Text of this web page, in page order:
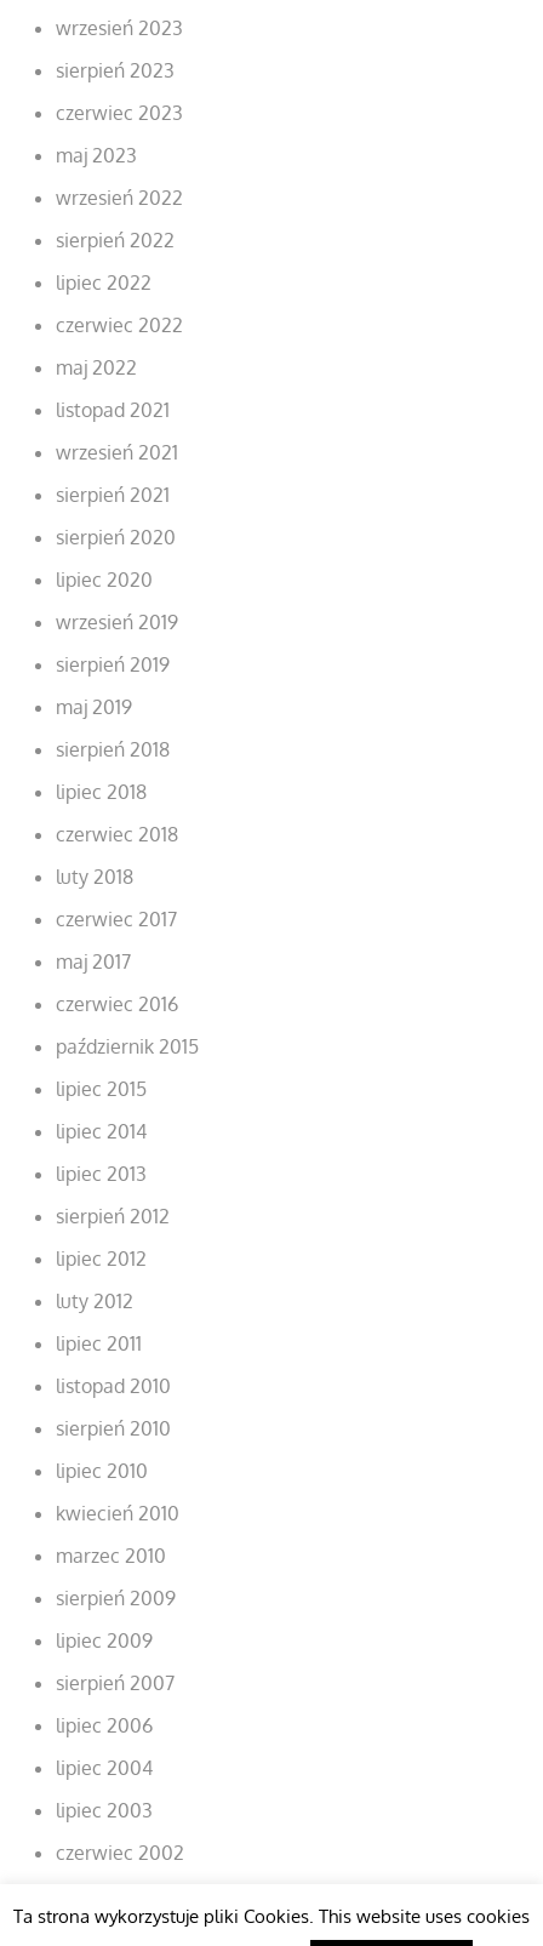
wrzesień 2023
sierpień 2023
czerwiec 2023
maj 2023
wrzesień 2022
sierpień 2022
lipiec 2022
czerwiec 2022
maj 2022
listopad 2021
wrzesień 2021
sierpień 2021
sierpień 2020
lipiec 2020
wrzesień 2019
sierpień 2019
maj 2019
sierpień 2018
lipiec 2018
czerwiec 2018
luty 2018
czerwiec 2017
maj 2017
czerwiec 2016
październik 2015
lipiec 2015
lipiec 2014
lipiec 2013
sierpień 2012
lipiec 2012
luty 2012
lipiec 2011
listopad 2010
sierpień 2010
lipiec 2010
kwiecień 2010
marzec 2010
sierpień 2009
lipiec 2009
sierpień 2007
lipiec 2006
lipiec 2004
lipiec 2003
czerwiec 2002
Ta strona wykorzystuje pliki Cookies. This website uses cookies